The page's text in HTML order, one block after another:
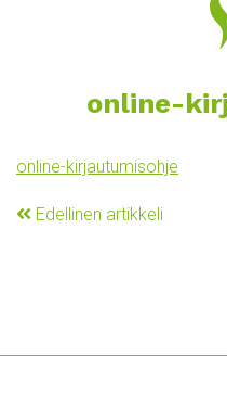
online-
online-kirjautumisohje
Edellinen artikkeli